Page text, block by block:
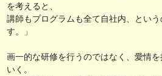
を考えると、
講師もプログラムも全て自社内、とい
す。」
画一的な研修を行うのではなく、愛情
いく。